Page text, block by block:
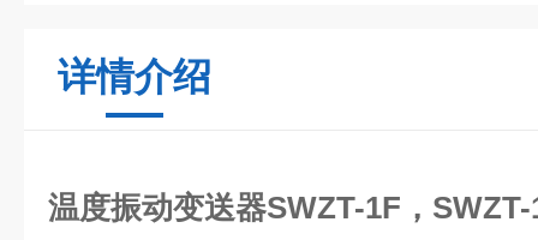
详情介绍
温度振动变送器SWZT-1F，